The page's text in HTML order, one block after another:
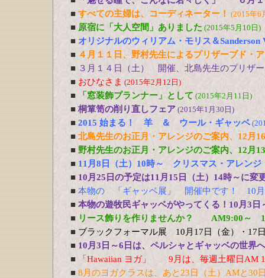
■ すべての主婦は、コーディネーター！ (2015年6
■ 原宿に「大人空間」ありました (2015年5月10日)
■ オリジナルのウィリアム・モリス＆Sanderson
■ ４月１１日、野村先生によるプリザーブド・
■ ３月１４日（土） 開催、北島先生のプリザ
■ おひなさま (2015年2月12日)
■ 「窓装飾プランナー」として (2015年2月11日)
■ 桐箪笥の削り直しフェア (2015年1月30日)
■ 2015 始まる！ 羊 ＆ ウール・ギャッベ
■ 北島先生のお正月・アレンジのご案内、12月
■ 野村先生のお正月・アレンジのご案内、12月
■ 11月8日（土）10時～ クリスマス・アレン
■ 10月25日の予定は11月15日（土）14時～に変
■ 本物の 「ギャッベ展」 開催中です！ 10月
■ 本物の遊牧民ギャッベがやってくる！10月3日
■ リース飾りを作りませんか？ AM9:00～
■ ブラックフォーマル展 10月17日（金）・17
■ 10月3日～6日は、ペルシャとギャッベの世界へ
■
「Hawaiian ヨガ」 9月は、毎週土曜日AM
■ 8月のヨガクラスは、あと23日（土）AMと30